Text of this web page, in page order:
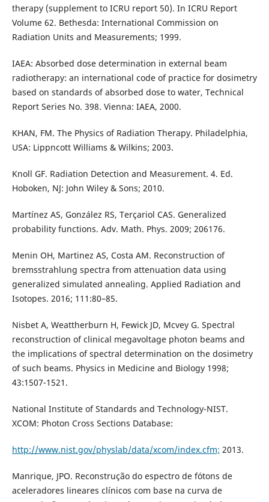
therapy (supplement to ICRU report 50). In ICRU Report
Volume 62. Bethesda: International Commission on
Radiation Units and Measurements; 1999.
IAEA: Absorbed dose determination in external beam
radiotherapy: an international code of practice for dosimetry
based on standards of absorbed dose to water, Technical
Report Series No. 398. Vienna: IAEA, 2000.
KHAN, FM. The Physics of Radiation Therapy. Philadelphia,
USA: Lippncott Williams & Wilkins; 2003.
Knoll GF. Radiation Detection and Measurement. 4. Ed.
Hoboken, NJ: John Wiley & Sons; 2010.
Martínez AS, González RS, Terçariol CAS. Generalized
probability functions. Adv. Math. Phys. 2009; 206176.
Menin OH, Martinez AS, Costa AM. Reconstruction of
bremsstrahlung spectra from attenuation data using
generalized simulated annealing. Applied Radiation and
Isotopes. 2016; 111:80–85.
Nisbet A, Weattherburn H, Fewick JD, Mcvey G. Spectral
reconstruction of clinical megavoltage photon beams and
the implications of spectral determination on the dosimetry
of such beams. Physics in Medicine and Biology 1998;
43:1507-1521.
National Institute of Standards and Technology-NIST.
XCOM: Photon Cross Sections Database:
http://www.nist.gov/physlab/data/xcom/index.cfm; 2013.
Manrique, JPO. Reconstrução do espectro de fótons de
aceleradores lineares clínicos com base na curva de